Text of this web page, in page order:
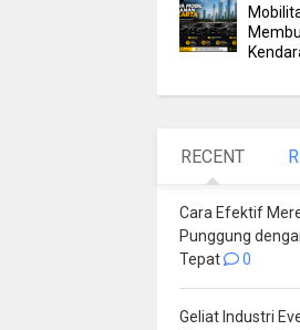
RECENT
Cara Efektif
Punggung
Tepat
0
Geliat Industri